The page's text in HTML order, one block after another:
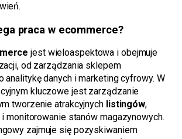
praca w ecommerce?
jest wieloaspektowa i obejmuje
od zarządzania sklepem
analitykę danych i marketing cyfrowy. W
kluczowe jest zarządzanie
tworzenie atrakcyjnych listingów,
monitorowanie stanów magazynowych.
zajmuje się pozyskiwaniem